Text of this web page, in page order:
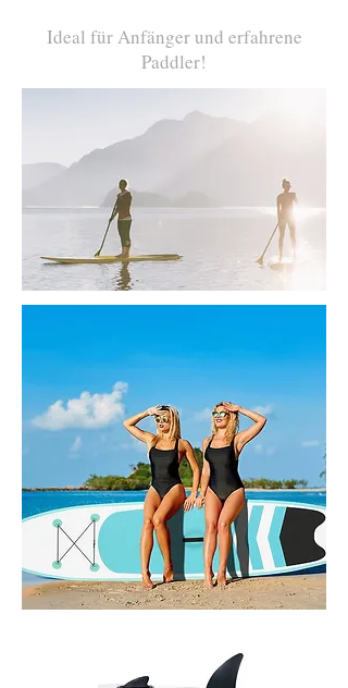
Ideal für Anfänger und erfahrene
Paddler!